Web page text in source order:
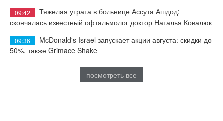
09:42
Тяжелая утрата в больнице Ассута Ашдод:
скончалась известный офтальмолог доктор Наталья Ковалюк
09:36
McDonald's Israel запускает акции августа: скидки до
50%, также Grimace Shake
посмотреть все